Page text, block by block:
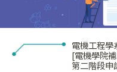
電機工程學
[電機學院
第二階段申